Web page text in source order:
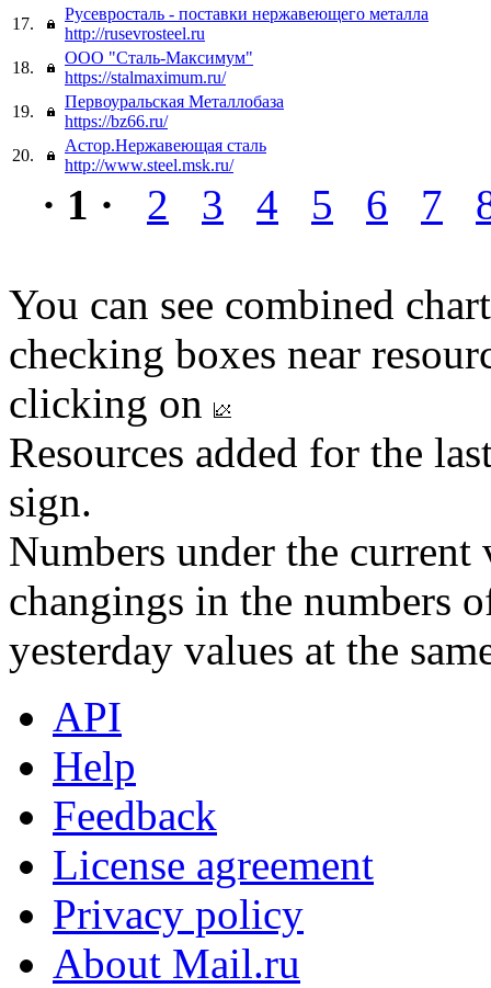
17.
Русевросталь - поставки нержавеющего металла
http://rusevrosteel.ru
18.
ООО "Сталь-Максимум"
https://stalmaximum.ru/
19.
Первоуральская Металлобаза
https://bz66.ru/
20.
Астор.Нержавеющая сталь
http://www.steel.msk.ru/
· 1 · 2 3 4 5 6 7
You can see combined
checking boxes near
clicking on
Resources added for the
sign.
Numbers under the
changings in the numbers
yesterday values at the
API
Help
Feedback
License agreement
Privacy policy
About Mail.ru